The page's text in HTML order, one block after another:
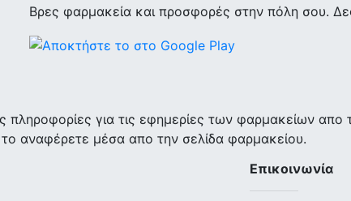
Βρες φαρμακεία και προσφορές στην πόλη σου.
πληροφορίες για τις εφημερίες των φαρμακείων
αναφέρετε μέσα απο την σελίδα φαρμακείου.
Επικοινωνία